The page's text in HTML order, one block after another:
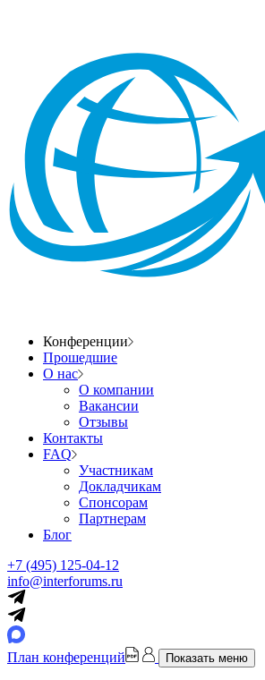
Конференции
Прошедшие
О нас
О компании
Вакансии
Отзывы
Контакты
FAQ
Участникам
Докладчикам
Спонсорам
Партнерам
Блог
+7 (495) 125-04-12
info@interforums.ru
План конференций Показать меню